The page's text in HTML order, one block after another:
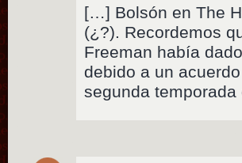
[…] Bolsón en The
(¿?). Recordemos
Freeman había
debido a un
segunda